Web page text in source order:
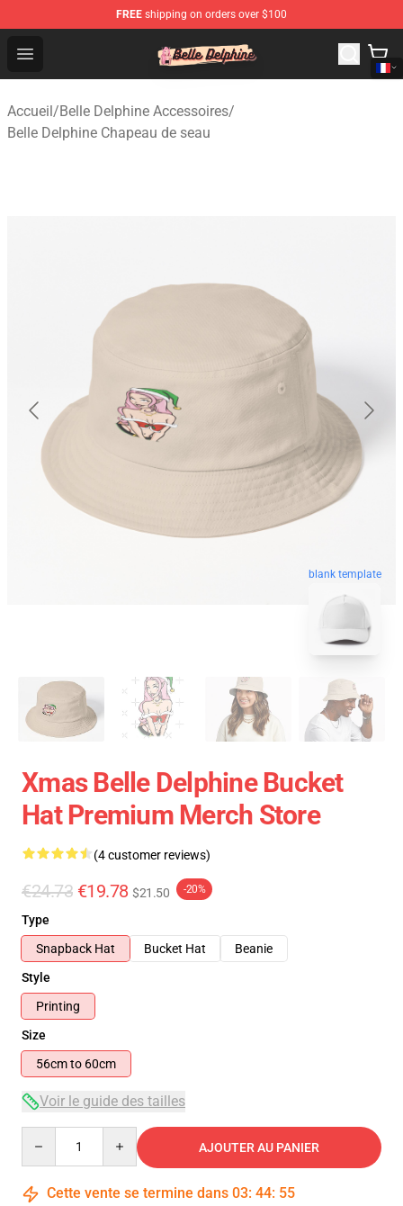
FREE shipping on orders over $100
Open menu
Belle Delphine Store - Official Belle Delphine
Accueil/Belle Delphine Accessoires/
Belle Delphine Chapeau de seau
blank template
Xmas Belle Delphine Bucket
Hat Premium Merch Store
(4 customer reviews)
€24.73 €19.78 $21.50 -20%
Type
Snapback Hat
Bucket Hat
Beanie
Style
Printing
Size
56cm to 60cm
Voir le guide des tailles
AJOUTER AU PANIER
Cette vente se termine dans 03: 44: 54